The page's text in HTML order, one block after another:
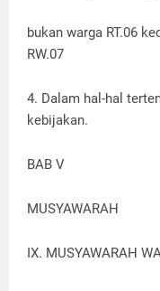
bukan warga RT.06
RW.07
4. Dalam hal-hal
kebijakan.
BAB V
MUSYAWARAH
IX. MUSYAWARAH